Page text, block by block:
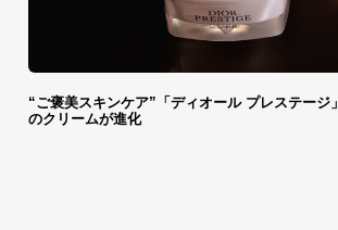
“ご褒美スキンケア”「ディオール プレステージ」
のクリームが進化